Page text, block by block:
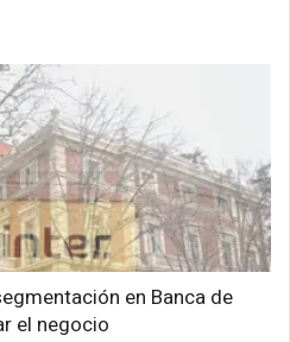
en Banca de
el negocio